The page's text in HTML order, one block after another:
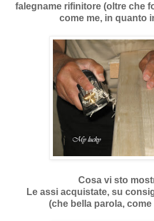
falegname rifinitore (oltre che
come me, in quanto
Cosa vi sto
Le assi acquistate, su
(che bella parola,